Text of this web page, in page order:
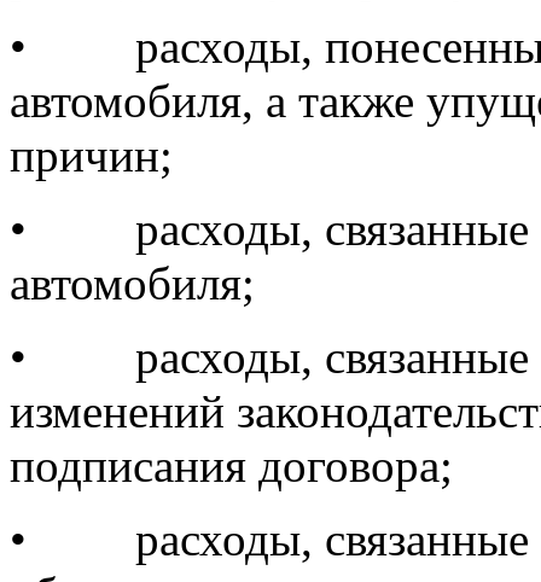
•
расходы,
автомобиля, а также
причин;
•
расходы,
автомобиля;
•
расходы,
изменений
подписания договора;
•
расходы,